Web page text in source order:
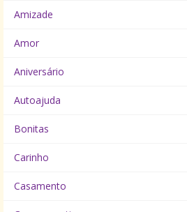
Amizade
Amor
Aniversário
Autoajuda
Bonitas
Carinho
Casamento